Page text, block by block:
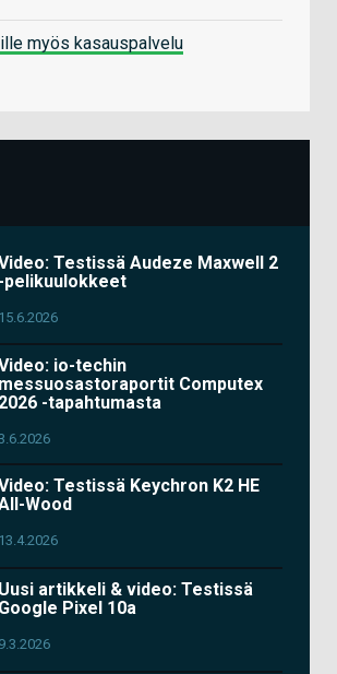
myös kasauspalvelu
Testissä Audeze Maxwell 2
-pelikuulokkeet
15.6.2026
io-techin
messuosastoraportit Computex
2026 -tapahtumasta
Testissä Keychron K2 HE
Wood
13.4.2026
Uusi artikkeli & video: Testissä
Google Pixel 10a
9.3.2026